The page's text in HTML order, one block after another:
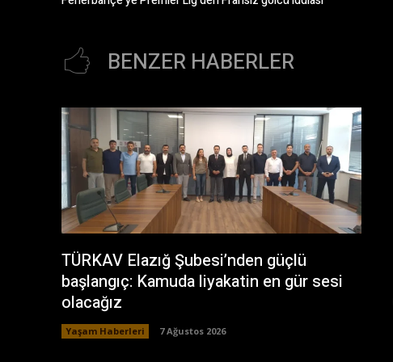
BENZER HABERLER
TÜRKAV Elazığ Şubesi’nden güçlü
başlangıç: Kamuda liyakatin en gür sesi
olacağız
Yaşam Haberleri 7 Ağustos 2026